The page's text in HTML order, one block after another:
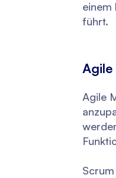
einem
führt.
Agile
Agile